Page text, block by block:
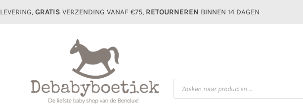
LEVERING, GRATIS VERZENDING VANAF €75, RETOURNEREN BINNEN 14 DAGEN
Producten
zoeken